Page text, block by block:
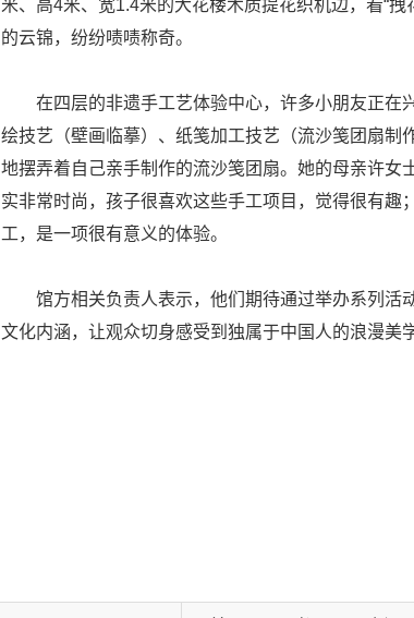
米、高4米、宽1.4米的大花楼木质提花织机边，看“拽
的云锦，纷纷啧啧称奇。
在四层的非遗手工艺体验中心，许多小朋友正在
绘技艺（壁画临摹）、纸笺加工技艺（流沙笺团扇制
地摆弄着自己亲手制作的流沙笺团扇。她的母亲许女
实非常时尚，孩子很喜欢这些手工项目，觉得很有趣
工，是一项很有意义的体验。
馆方相关负责人表示，他们期待通过举办系列活
文化内涵，让观众切身感受到独属于中国人的浪漫美学